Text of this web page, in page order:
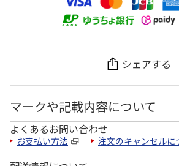
シェアする
マークや記載内容について
よくあるお問い合わせ
お支払い方法 注文のキャンセルに